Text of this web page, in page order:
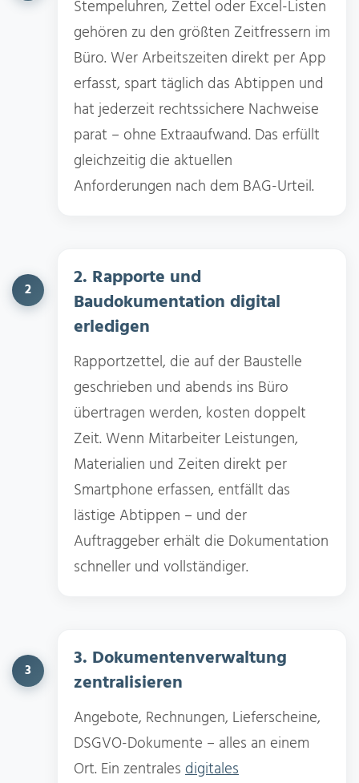
Stempeluhren, Zettel oder Excel-Listen
gehören zu den größten Zeitfressern im
Büro. Wer Arbeitszeiten direkt per App
erfasst, spart täglich das Abtippen und
hat jederzeit rechtssichere Nachweise
parat – ohne Extraaufwand. Das erfüllt
gleichzeitig die aktuellen
Anforderungen nach dem BAG-Urteil.
2
2. Rapporte und
Baudokumentation digital
erledigen
Rapportzettel, die auf der Baustelle
geschrieben und abends ins Büro
übertragen werden, kosten doppelt
Zeit. Wenn Mitarbeiter Leistungen,
Materialien und Zeiten direkt per
Smartphone erfassen, entfällt das
lästige Abtippen – und der
Auftraggeber erhält die Dokumentation
schneller und vollständiger.
3
3. Dokumentenverwaltung
zentralisieren
Angebote, Rechnungen, Lieferscheine,
DSGVO-Dokumente – alles an einem
Ort. Ein zentrales digitales